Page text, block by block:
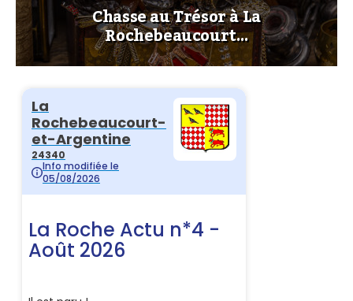
Chasse au Trésor à La
Rochebeaucourt…